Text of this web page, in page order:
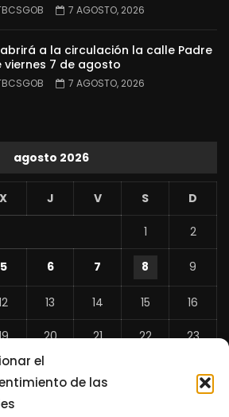
el
de las
7 AGOSTO, 2026
abrirá a la circulación la calle Padre
viernes 7 de agosto
7 AGOSTO, 2026
agosto 2026
X J V S D
1 2
5 6 7 8 9
13 14 15 16
20 21 22 23
27